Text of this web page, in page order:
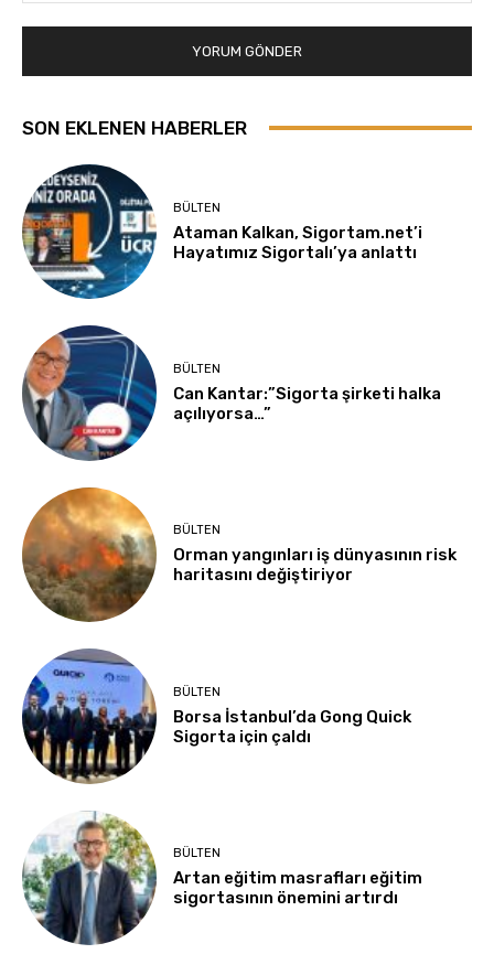
SON EKLENEN HABERLER
BÜLTEN
Ataman Kalkan, Sigortam.net’i
Hayatımız Sigortalı’ya anlattı
BÜLTEN
Can Kantar:”Sigorta şirketi halka
açılıyorsa…”
BÜLTEN
Orman yangınları iş dünyasının risk
haritasını değiştiriyor
BÜLTEN
Borsa İstanbul’da Gong Quick
Sigorta için çaldı
BÜLTEN
Artan eğitim masrafları eğitim
sigortasının önemini artırdı